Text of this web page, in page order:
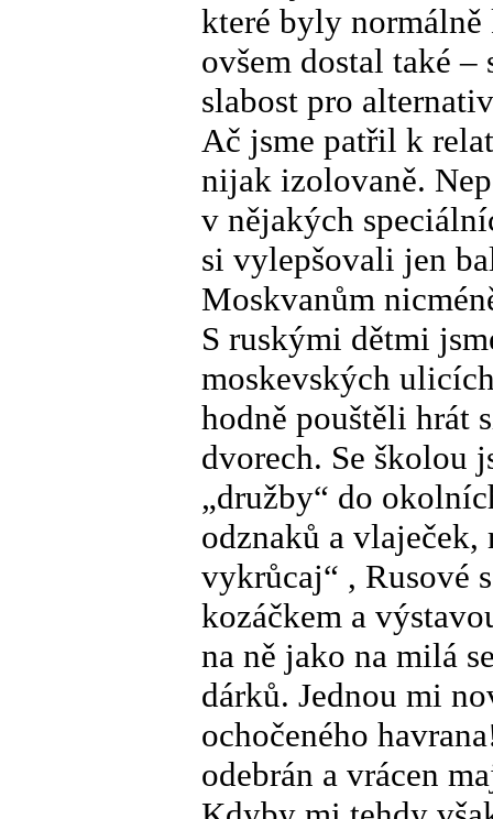
které byly
ovšem dostal také
slabost pro
Ač jsme patřil k
nijak izolovaně.
v nějakých
si vylepšovali jen
Moskvanům
S ruskými dětmi
moskevských
hodně pouštěli hrát
dvorech. Se školou
„družby“ do
odznaků a
vykrůcaj“ , Rusové
kozáčkem a
na ně jako na milá
dárků. Jednou mi
ochočeného
odebrán a vrácen